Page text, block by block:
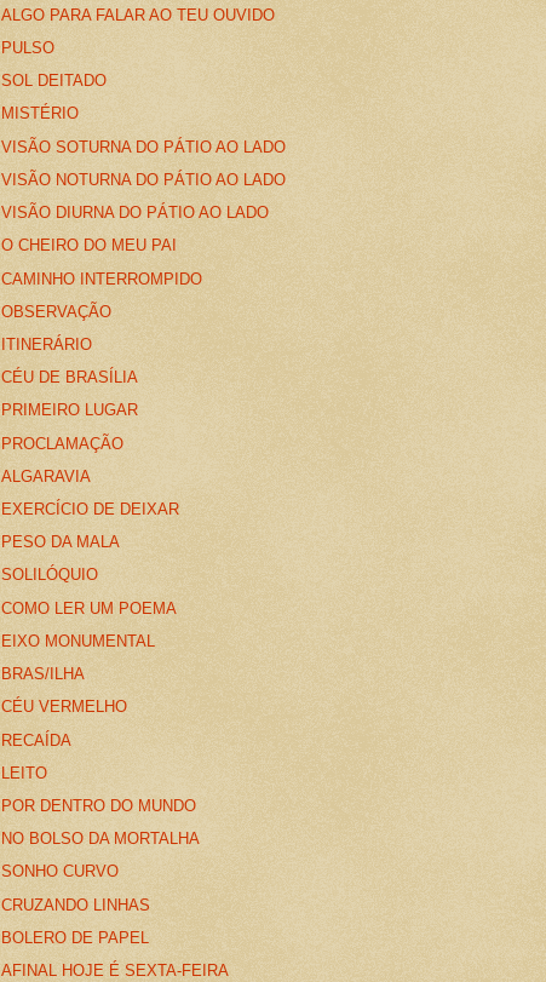
ALGO PARA FALAR AO TEU OUVIDO
PULSO
SOL DEITADO
MISTÉRIO
VISÃO SOTURNA DO PÁTIO AO LADO
VISÃO NOTURNA DO PÁTIO AO LADO
VISÃO DIURNA DO PÁTIO AO LADO
O CHEIRO DO MEU PAI
CAMINHO INTERROMPIDO
OBSERVAÇÃO
ITINERÁRIO
CÉU DE BRASÍLIA
PRIMEIRO LUGAR
PROCLAMAÇÃO
ALGARAVIA
EXERCÍCIO DE DEIXAR
PESO DA MALA
SOLILÓQUIO
COMO LER UM POEMA
EIXO MONUMENTAL
BRAS/ILHA
CÉU VERMELHO
RECAÍDA
LEITO
POR DENTRO DO MUNDO
NO BOLSO DA MORTALHA
SONHO CURVO
CRUZANDO LINHAS
BOLERO DE PAPEL
AFINAL HOJE É SEXTA-FEIRA